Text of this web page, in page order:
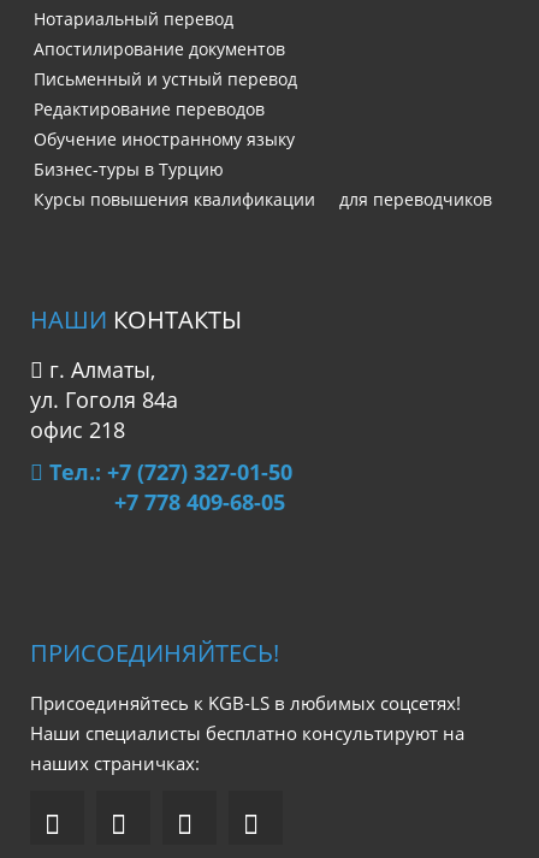
Нотариальный перевод
Апостилирование документов
Письменный и устный перевод
Редактирование переводов
Обучение иностранному языку
Бизнес-туры в Турцию
Курсы повышения квалификации для переводчиков
НАШИ КОНТАКТЫ
г. Алматы,
ул. Гоголя 84а
офис 218
Тел.: +7 (727) 327-01-50
+7 778 409-68-05
ПРИСОЕДИНЯЙТЕСЬ!
Присоединяйтесь к KGB-LS в любимых соцсетях!
Наши специалисты бесплатно консультируют на
наших страничках: